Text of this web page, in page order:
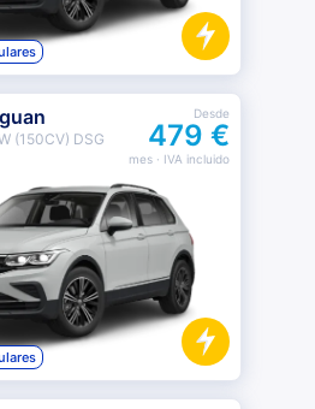
(150CV) DSG
Desde
479 €
mes· IVA incluido